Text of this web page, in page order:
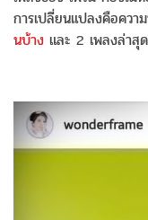
การเปลี่ยนแปลงคือควา
นบ้าง และ 2 เพลงล่าสุ